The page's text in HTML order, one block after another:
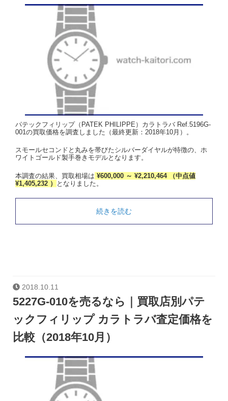
パテックフィリップ（PATEK PHILIPPE）カラトラバ Ref.5196G-
001の買取価格を調査しました（最終更新：2018年10月）。
スモールセコンドと丸みを帯びたシルバーダイヤルが特徴の、ホ
ワイトゴールド製手巻きモデルとなります。
本調査の結果、買取相場は ¥600,000 ～ ¥2,210,464 （中点値
¥1,405,232 ）
となりました。
続きを読む
2018.10.11
5227G-010を売るなら｜買取店別パテ
ックフィリップ カラトラバ査定価格を
比較（2018年10月）